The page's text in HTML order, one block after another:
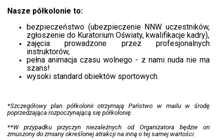
Nasze półkolonie to:
bezpieczeństwo (ubezpieczenie NNW uczestników,
zgłoszenie do Kuratorium Oświaty, kwalifikacje kadry),
zajęcia prowadzone przez profesjonalnych
instruktorów,
pełna animacja czasu wolnego - z nami nuda nie ma
szans!
wysoki standard obiektów sportowych.
*Szczegółowy plan półkolonii otrzymają Państwo w mailu w środę
poprzedzająca rozpoczynającą się półkolonię.
**W przypadku przyczyn niezależnych od Organizatora będzie on
zmuszony do zmiany określonej atrakcji na inną o tej samej wartości.